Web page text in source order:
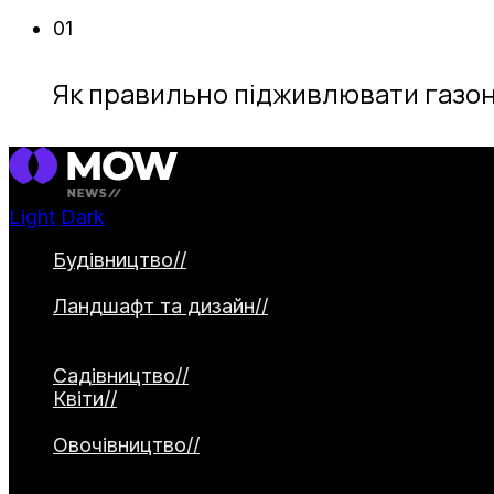
01
Як правильно підживлювати
Light Dark
Будівництво//
Ландшафт та дизайн//
Садівництво//
Квіти//
Овочівництво//